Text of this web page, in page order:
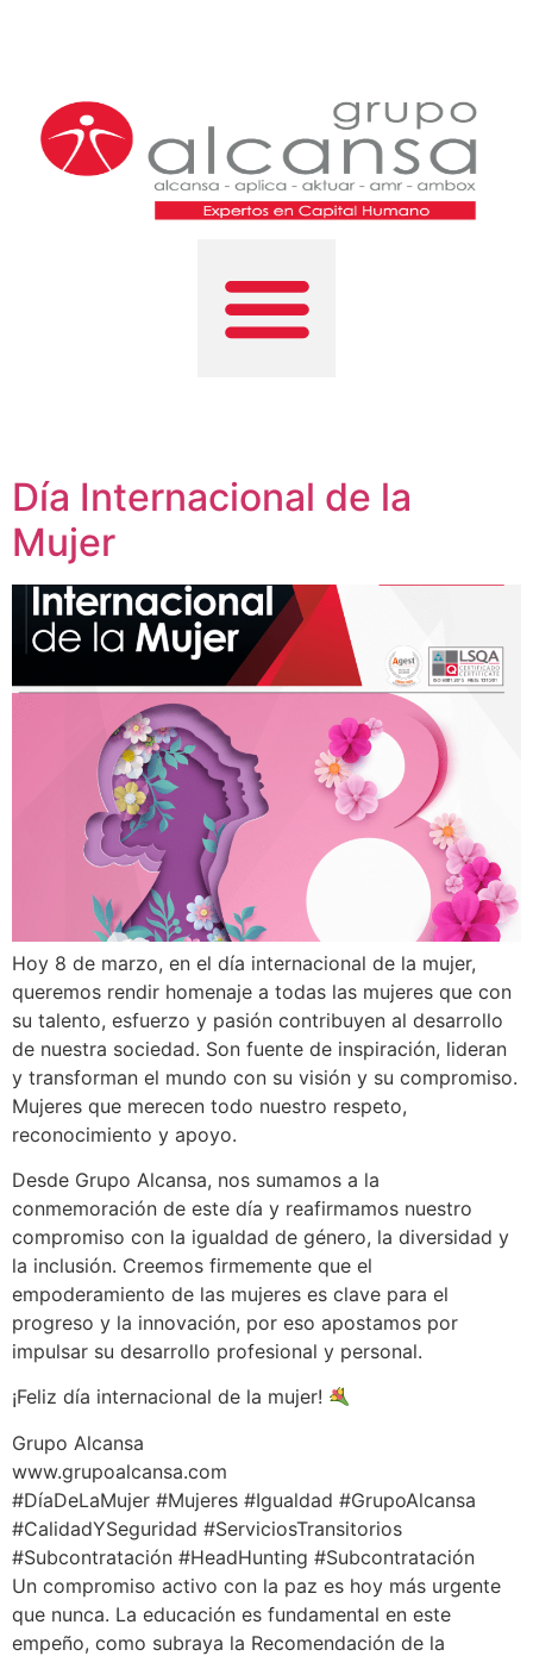
Día Internacional de la
Mujer
Hoy 8 de marzo, en el día internacional de la mujer,
queremos rendir homenaje a todas las mujeres que con
su talento, esfuerzo y pasión contribuyen al desarrollo
de nuestra sociedad. Son fuente de inspiración, lideran
y transforman el mundo con su visión y su compromiso.
Mujeres que merecen todo nuestro respeto,
reconocimiento y apoyo.
Desde Grupo Alcansa, nos sumamos a la
conmemoración de este día y reafirmamos nuestro
compromiso con la igualdad de género, la diversidad y
la inclusión. Creemos firmemente que el
empoderamiento de las mujeres es clave para el
progreso y la innovación, por eso apostamos por
impulsar su desarrollo profesional y personal.
¡Feliz día internacional de la mujer!
Grupo Alcansa
www.grupoalcansa.com
#DíaDeLaMujer #Mujeres #Igualdad #GrupoAlcansa
#CalidadYSeguridad #ServiciosTransitorios
#Subcontratación #HeadHunting #Subcontratación
Un compromiso activo con la paz es hoy más urgente
que nunca. La educación es fundamental en este
empeño, como subraya la Recomendación de la